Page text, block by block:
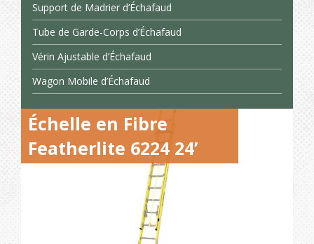
Support de Madrier d’Échafaud
Tube de Garde-Corps d’Échafaud
Vérin Ajustable d’Échafaud
Wagon Mobile d’Échafaud
Échelle en Fibre
Featherlite 6224 24’